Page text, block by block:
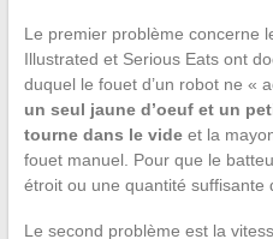
Le premier problème concerne
Illustrated et Serious Eats ont
duquel le fouet d’un robot ne «
un seul jaune d’oeuf et un
tourne dans le videet la
fouet manuel. Pour que le
étroit ou une quantité suffisante
Le second problème est la